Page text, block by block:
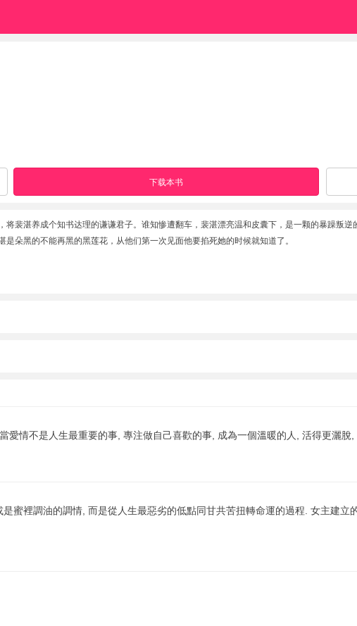
下载本书
将裴湛养成个知书达理的谦谦君子。谁知惨遭翻车，裴湛漂亮温和皮囊下，是一颗的暴躁叛
朵黑的不能再黑的黑莲花，从他们第一次见面他要掐死她的时候就知道了。
愛情不是人生最重要的事, 專注做自己喜歡的事, 成為一個溫暖的人, 活得更灑
蜜裡調油的調情, 而是從人生最惡劣的低點同甘共苦扭轉命運的過程. 女主建